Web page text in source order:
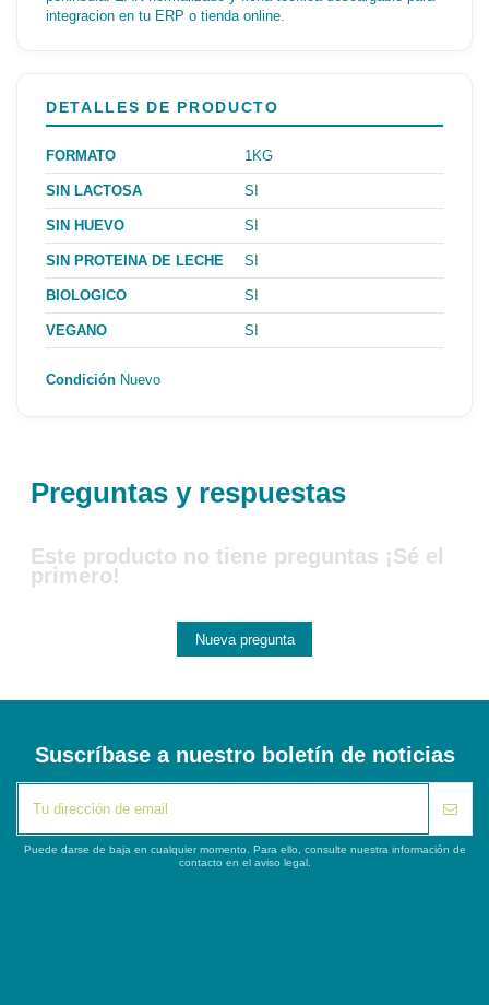
integracion en tu ERP o tienda online.
DETALLES DE PRODUCTO
FORMATO 1KG
SIN LACTOSA SI
SIN HUEVO SI
SIN PROTEINA DE LECHE SI
BIOLOGICO SI
VEGANO SI
Condición Nuevo
Preguntas y respuestas
Este producto no tiene preguntas ¡Sé el
primero!
Nueva pregunta
Suscríbase a nuestro boletín de noticias
Puede darse de baja en cualquier momento. Para ello, consulte nuestra información de
contacto en el aviso legal.